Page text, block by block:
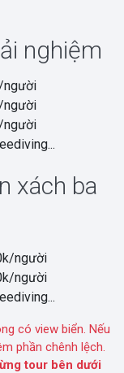
nghiệm
người
người
người
xách ba
người
người
có view biển. Nếu
phần chênh lệch.
tour bên dưới